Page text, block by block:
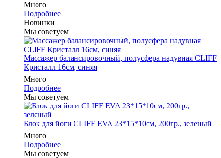
Много
Подробнее
Новинки
Мы советуем
Массажер балансировочный, полусфера надувная CLIFF
Кристалл 16см, синяя
Много
Подробнее
Мы советуем
Блок для йоги CLIFF EVA 23*15*10см, 200гр., зеленый
Много
Подробнее
Мы советуем